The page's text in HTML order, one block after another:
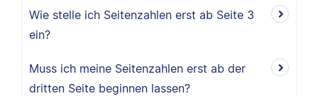
Wie stelle ich Seitenzahlen erst ab Seite 3
ein?
Muss ich meine Seitenzahlen erst ab der
dritten Seite beginnen lassen?